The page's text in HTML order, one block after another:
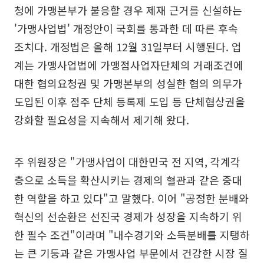
청에 가맹본부가 불응할 경우 제재 근거를 신설하는
'가맹사업법' 개정안이 국회를 통과한 데 따른 후속
조치다. 개정법은 올해 12월 31일부터 시행된다. 업
계는 가맹사업법에 가맹점사업자단체의 거래조건에
대한 협의요청권 및 가맹본부의 성실한 협의 의무가
도입된 이후 점주 단체 등록제 도입 등 단체협상권을
강화할 필요성을 지속해서 제기해 왔다.
주 위원장은 "가맹사업이 대한민국 전 지역, 각계각
층으로 소득을 확산시키는 경제의 혈관과 같은 중대
한 역할을 하고 있다"고 말했다. 이어 "공정한 분배와
혁신의 선순환은 선진국 경제가 성장을 지속하기 위
한 필수 조건"이라며 "내수경기와 소득분배를 지탱하
는 큰 기둥과 같은 가맹사업 부문에서 건강한 시장 질